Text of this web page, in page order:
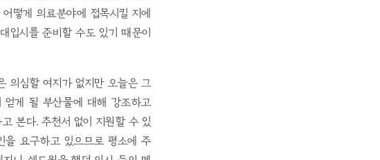
떻게 의료분야에 접목시킬 지에
입시를 준비할 수도 있기 때문이
의심할 여지가 없지만 오늘은 그
얻게 될 부산물에 대해 강조하고
본다. 추천서 없이 지원할 수 있
을 요구하고 있으므로 평소에 주